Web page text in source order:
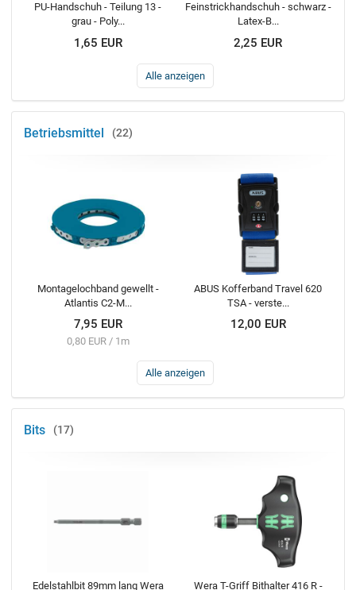
PU-Handschuh - Teilung 13 -
grau - Poly...
1,65 EUR
Feinstrickhandschuh - schwarz -
Latex-B...
2,25 EUR
Alle anzeigen
Betriebsmittel 22
Montagelochband gewellt -
Atlantis C2-M...
7,95 EUR
0,80 EUR / 1m
ABUS Kofferband Travel 620
TSA - verste...
12,00 EUR
Alle anzeigen
Bits 17
Edelstahlbit 89mm lang Wera Wera T-Griff Bithalter 416 R -